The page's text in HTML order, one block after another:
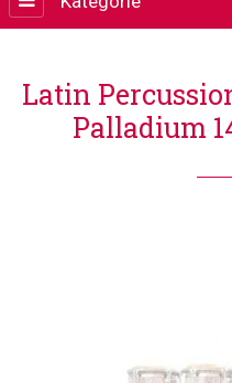
Latin
Palladium